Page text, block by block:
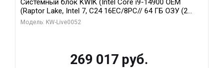
Системный блок KWIK (Intel Core i9-14900 OEM
(Raptor Lake, Intel 7, C24 16EC/8PC// 64 ГБ ОЗУ (2
модуля)/ Palit RTX5080 GAMINGPRO OC 16GB GDDR7
Модель: KW-Live0052
269 017 руб.